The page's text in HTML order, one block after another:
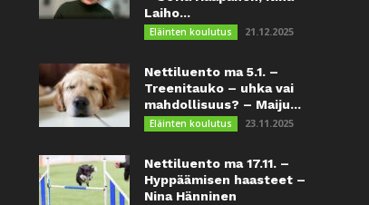
Laiho...
Eläinten koulutus 21.12.2025
Nettiluento ma 5.1. –
Treenitauko – uhka vai
mahdollisuus? – Maiju...
Eläinten koulutus 23.11.2025
Nettiluento ma 17.11. –
Hyppäämisen haasteet –
Nina Hänninen